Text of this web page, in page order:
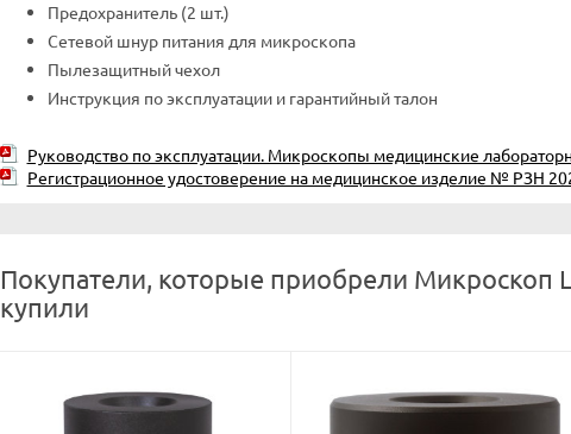
Предохранитель (2 шт.)
Сетевой шнур питания для микроскопа
Пылезащитный чехол
Инструкция по эксплуатации и гарантийный талон
Руководство по эксплуатации. Микроскопы медицинские
Регистрационное удостоверение на медицинское изделие № РЗН
Покупатели, которые приобрели Микроскоп
купили